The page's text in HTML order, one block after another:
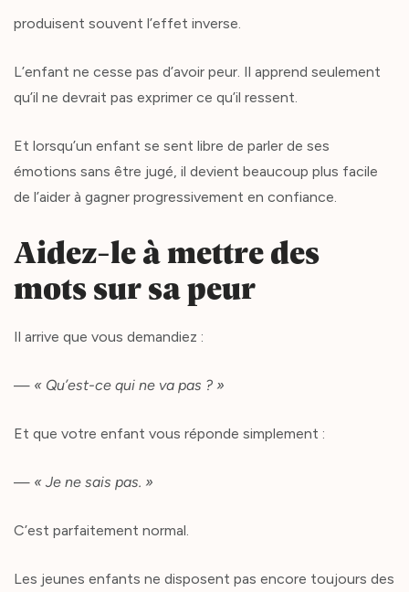
produisent souvent l’effet inverse.
L’enfant ne cesse pas d’avoir peur. Il apprend seulement
qu’il ne devrait pas exprimer ce qu’il ressent.
Et lorsqu’un enfant se sent libre de parler de ses
émotions sans être jugé, il devient beaucoup plus facile
de l’aider à gagner progressivement en confiance.
Aidez-le à mettre des
mots sur sa peur
Il arrive que vous demandiez :
— « Qu’est-ce qui ne va pas ? »
Et que votre enfant vous réponde simplement :
— « Je ne sais pas. »
C’est parfaitement normal.
Les jeunes enfants ne disposent pas encore toujours des